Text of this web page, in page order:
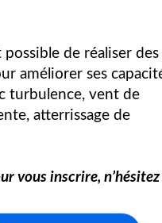
de réaliser des
améliorer ses
turbulence, vent de
atterrissage de
vous inscrire, n’hésitez